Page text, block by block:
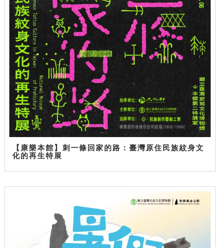
【康樂本館】刺一條回家的路：臺灣原住民族紋身文
化的再生特展